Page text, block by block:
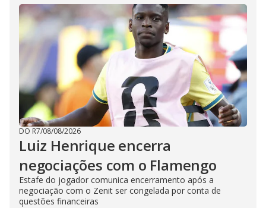
DO R7/08/08/2026
Luiz Henrique encerra
negociações com o Flamengo
Estafe do jogador comunica encerramento após a
negociação com o Zenit ser congelada por conta de
questões financeiras